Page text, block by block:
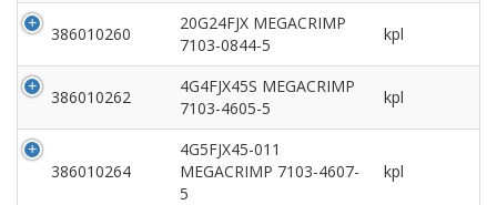
386010260
20G24FJX MEGACRIMP
7103-0844-5
kpl
386010262
4G4FJX45S MEGACRIMP
7103-4605-5
kpl
386010264
4G5FJX45-011
MEGACRIMP 7103-4607-
5
kpl